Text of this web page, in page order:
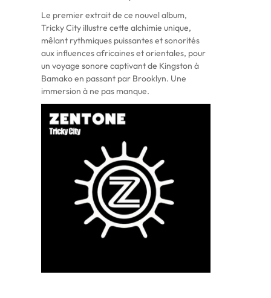
Le premier extrait de ce nouvel album,
Tricky City illustre cette alchimie unique,
mêlant rythmiques puissantes et sonorités
aux influences africaines et orientales, pour
un voyage sonore captivant de Kingston à
Bamako en passant par Brooklyn. Une
immersion à ne pas manque.